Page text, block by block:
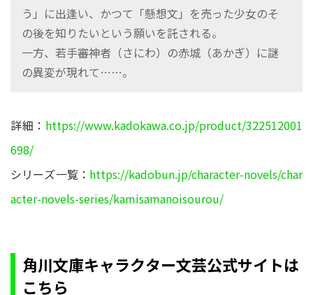
う」に出逢い、かつて「懸想文」を売った少女のそ
の後を知りたいという願いを託される。
一方、若手審神者（さにわ）の赤城（あかぎ）に謎
の異変が現れて……。
詳細： https://www.kadokawa.co.jp/product/322512001
698/
シリーズ一覧： https://kadobun.jp/character-novels/char
acter-novels-series/kamisamanoisourou/
角川文庫キャラクター文芸公式サイトは
こちら